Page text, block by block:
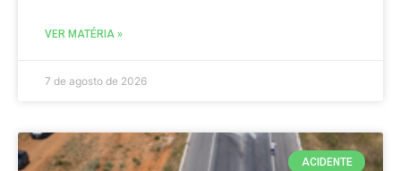
VER MATÉRIA »
7 de agosto de 2026
ACIDENTE